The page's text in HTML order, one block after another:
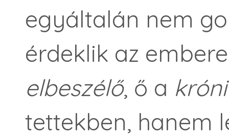
egyáltalán nem
érdeklik az
elbeszélő, ő a
tettekben, hanem